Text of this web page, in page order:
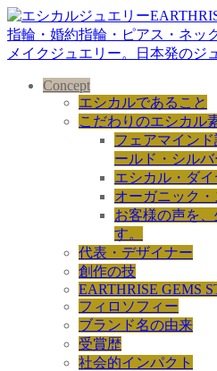
Concept
エシカルであること
こだわりのエシカル
フェアマイン
ールド・シルバ
エシカル・ダ
オーガニック
お客様の声を
す。
代表・デザイナー
創作の技
EARTHRISE GEMS
フィロソフィー
ブランド名の由来
受賞歴
社会的インパクト